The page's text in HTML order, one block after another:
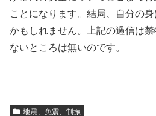
ことになります。結局、自分の
かもしれません。上記の過信は
ないところは無いのです。
地震、免震、制振